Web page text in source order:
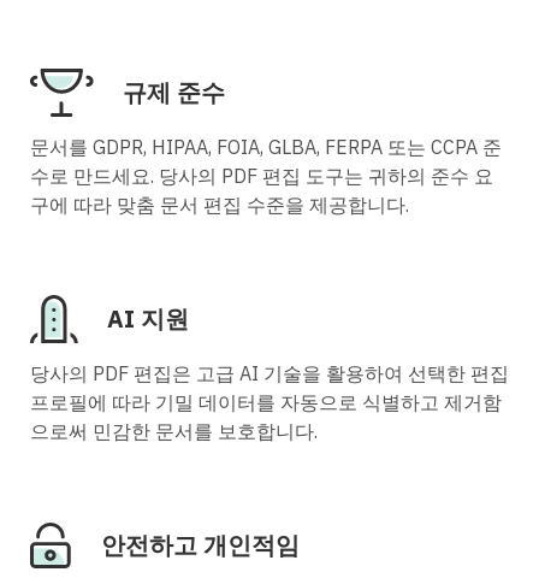
규제 준수
문서를 GDPR, HIPAA, FOIA, GLBA, FERPA 또는 CCPA 준
수로 만드세요. 당사의 PDF 편집 도구는 귀하의 준수 요
구에 따라 맞춤 문서 편집 수준을 제공합니다.
AI 지원
당사의 PDF 편집은 고급 AI 기술을 활용하여 선택한 편집
프로필에 따라 기밀 데이터를 자동으로 식별하고 제거함
으로써 민감한 문서를 보호합니다.
안전하고 개인적임